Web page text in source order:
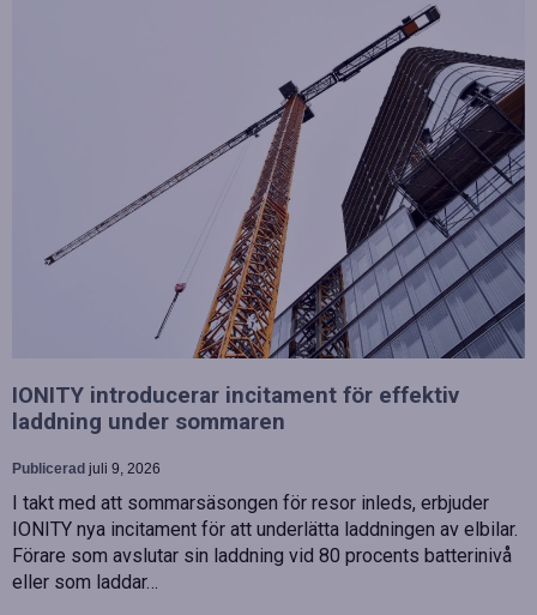
IONITY introducerar incitament för effektiv
laddning under sommaren
Publicerad juli 9, 2026
I takt med att sommarsäsongen för resor inleds, erbjuder
IONITY nya incitament för att underlätta laddningen av elbilar.
Förare som avslutar sin laddning vid 80 procents batterinivå
eller som laddar…